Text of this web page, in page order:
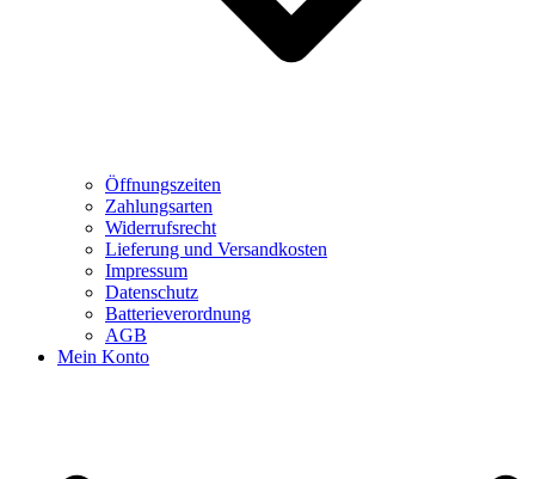
Öffnungszeiten
Zahlungsarten
Widerrufsrecht
Lieferung und Versandkosten
Impressum
Datenschutz
Batterieverordnung
AGB
Mein Konto